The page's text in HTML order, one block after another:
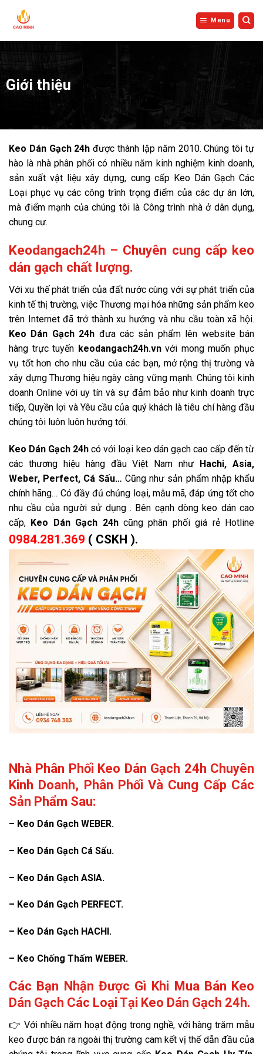
Menu
Giới thiệu
Keo Dán Gạch 24h được thành lập năm 2010. Chúng tôi tự
hào là nhà phân phối có nhiều năm kinh nghiệm kinh doanh,
sản xuất vật liệu xây dựng, cung cấp Keo Dán Gạch Các
Loại phục vụ các công trình trọng điểm của các dự án lớn,
mà điểm mạnh của chúng tôi là Công trình nhà ở dân dụng,
chung cư.
Keodangach24h – Chuyên cung cấp keo
dán gạch chất lượng.
Với xu thế phát triển của đất nước cùng với sự phát triển của
kinh tế thị trường, việc Thương mại hóa những sản phẩm keo
trên Internet đã trở thành xu hướng và nhu cầu toàn xã hội.
Keo Dán Gạch 24h đưa các sản phẩm lên website bán
hàng trực tuyến keodangach24h.vnvới mong muốn phục
vụ tốt hơn cho nhu cầu của các bạn, mở rộng thị trường và
xây dựng Thương hiệu ngày càng vững mạnh. Chúng tôi kinh
doanh Online với uy tín và sự đảm bảo như kinh doanh trực
tiếp, Quyền lợi và Yêu cầu của quý khách là tiêu chí hàng đầu
chúng tôi luôn luôn hướng tới.
Keo Dán Gạch 24h có với loại keo dán gạch cao cấp đến từ
các thương hiệu hàng đầu Việt Nam như Hachi, Asia,
Weber, Perfect, Cá Sấu… Cũng như sản phẩm nhập khẩu
chính hãng… Có đầy đủ chủng loại, mẫu mã, đáp ứng tốt cho
nhu cầu của người sử dụng . Bên cạnh dòng keo dán cao
cấp, Keo Dán Gạch 24hcũng phân phối giá rẻ Hotline
0984.281.369 ( CSKH ).
Nhà Phân Phối Keo Dán Gạch 24h Chuyên
Kinh Doanh, Phân Phối Và Cung Cấp Các
Sản Phẩm Sau:
– Keo Dán Gạch WEBER.
– Keo Dán Gạch Cá Sấu.
– Keo Dán Gạch ASIA.
– Keo Dán Gạch PERFECT.
– Keo Dán Gạch HACHI.
– Keo Chống Thấm WEBER.
Các Bạn Nhận Được Gì Khi Mua Bán Keo
Dán Gạch Các Loại Tại Keo Dán Gạch 24h.
👉 Với nhiều năm hoạt động trong nghề, với hàng trăm mẫu
keo được bán ra ngoài thị trường cam kết vị thế dẫn đầu của